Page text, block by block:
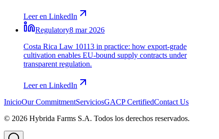
Leer en LinkedIn
Regulatory8 mar 2026
Costa Rica Law 10113 in practice: how export-grade
cultivation enables EU-bound supply contracts under
transparent regulation.
Leer en LinkedIn
InicioOur CommitmentServiciosGACP CertifiedContact Us
© 2026 Hybrida Farms S.A. Todos los derechos reservados.